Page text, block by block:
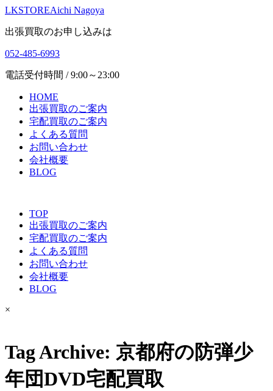
LKSTOREAichi Nagoya
出張買取のお申し込みは
052-485-6993
電話受付時間 / 9:00～23:00
HOME
出張買取のご案内
宅配買取のご案内
よくある質問
お問い合わせ
会社概要
BLOG
TOP
出張買取のご案内
宅配買取のご案内
よくある質問
お問い合わせ
会社概要
BLOG
×
Tag Archive: 京都府の防弾少
年団DVD宅配買取